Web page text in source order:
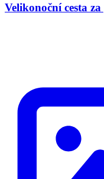
Velikonoční cesta